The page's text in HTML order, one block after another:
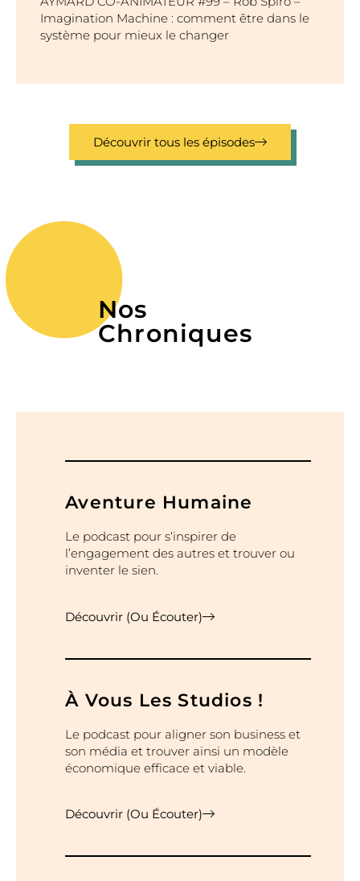
Imagination Machine : comment être dans le
système pour mieux le changer
Découvrir tous les épisodes
Nos
Chroniques
Aventure Humaine
Le podcast pour s‘inspirer de
l’engagement des autres et trouver ou
inventer le sien.
Découvrir (ou Écouter)
À Vous Les Studios !
Le podcast pour aligner son business et
son média et trouver ainsi un modèle
économique efficace et viable.
Découvrir (ou Écouter)